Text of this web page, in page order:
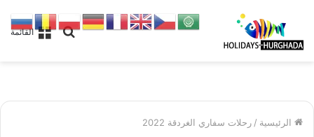
القائمة
بحث
الرئيسية / رحلات سفاري الغردقة 2022